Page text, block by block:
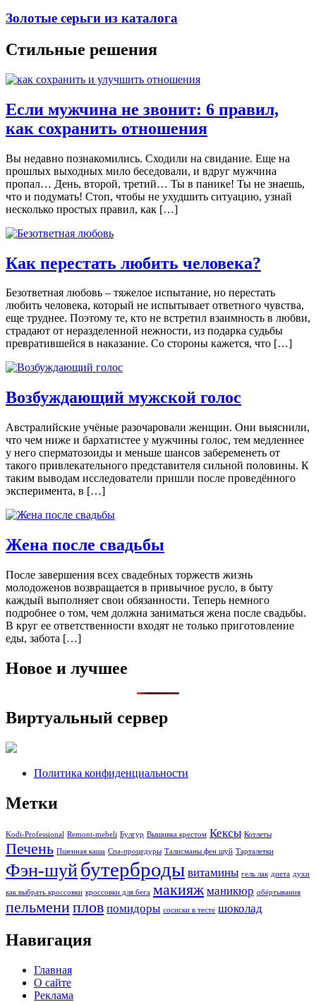
Золотые серьги из каталога
Стильные решения
Если мужчина не звонит: 6 правил,
как сохранить отношения
Вы недавно познакомились. Сходили на свидание. Еще на
прошлых выходных мило беседовали, и вдруг мужчина
пропал… День, второй, третий… Ты в панике! Ты не знаешь,
что и подумать! Стоп, чтобы не ухудшить ситуацию, узнай
несколько простых правил, как […]
Как перестать любить человека?
Безответная любовь – тяжелое испытание, но перестать
любить человека, который не испытывает ответного чувства,
еще труднее. Поэтому те, кто не встретил взаимность в любви,
страдают от неразделенной нежности, из подарка судьбы
превратившейся в наказание. Со стороны кажется, что […]
Возбуждающий мужской голос
Австралийские учёные разочаровали женщин. Они выяснили,
что чем ниже и бархатистее у мужчины голос, тем медленнее
у него сперматозоиды и меньше шансов забеременеть от
такого привлекательного представителя сильной половины. К
таким выводам исследователи пришли после проведённого
эксперимента, в […]
Жена после свадьбы
После завершения всех свадебных торжеств жизнь
молодоженов возвращается в привычное русло, в быту
каждый выполняет свои обязанности. Теперь немного
подробнее о том, чем должна заниматься жена после свадьбы.
В круг ее ответственности входят не только приготовление
еды, забота […]
Новое и лучшее
Виртуальный сервер
Политика конфиденциальности
Метки
Kodi-Professional Remont-mebeli Булгур Вышивка крестом Кексы Котлеты
Печень Пшенная каша Спа-процедуры Талисманы фен шуй Тарталетки
Фэн-шуйбутерброды витамины гель лак диета духи
как выбрать кроссовки кроссовки для бега макияж маникюр обёртывания
пельмениплов помидоры сосиски в тесте шоколад
Навигация
Главная
О сайте
Реклама